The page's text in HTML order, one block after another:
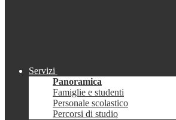
Servizi
Panoramica
Famiglie e studenti
Personale scolastico
Percorsi di studio